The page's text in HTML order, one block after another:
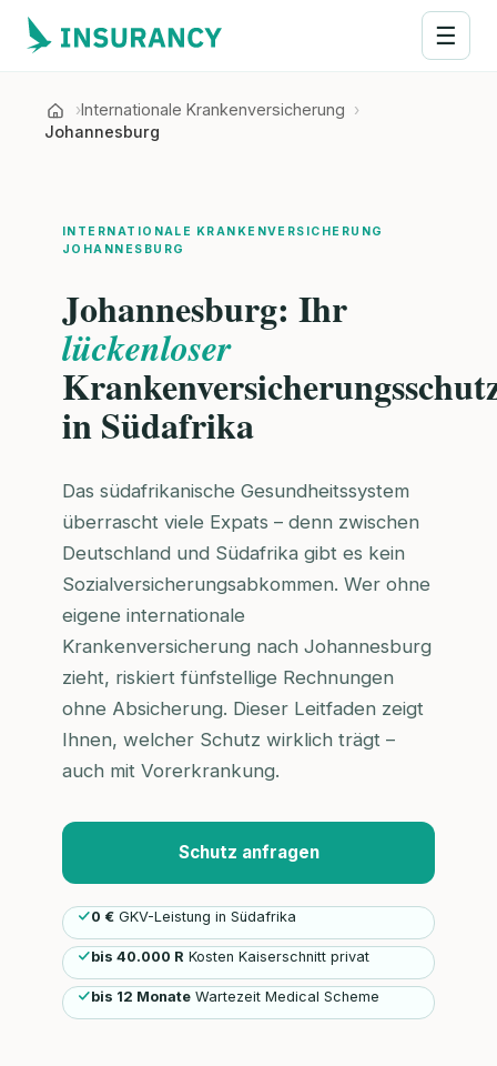
☰
Internationale Krankenversicherung
Johannesburg
INTERNATIONALE KRANKENVERSICHERUNG
JOHANNESBURG
Johannesburg: Ihr
lückenloser
in Südafrika
Das südafrikanische Gesundheitssystem
überrascht viele Expats – denn zwischen
Deutschland und Südafrika gibt es kein
Sozialversicherungsabkommen. Wer ohne
eigene internationale
Krankenversicherung nach Johannesburg
zieht, riskiert fünfstellige Rechnungen
ohne Absicherung. Dieser Leitfaden zeigt
Ihnen, welcher Schutz wirklich trägt –
auch mit Vorerkrankung.
Schutz anfragen
0 € GKV-Leistung in Südafrika
bis 40.000 R Kosten Kaiserschnitt privat
bis 12 Monate Wartezeit Medical Scheme